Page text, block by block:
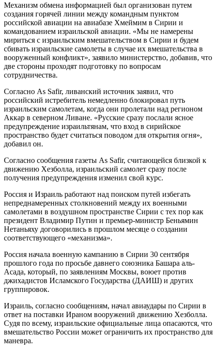
Механизм обмена информацией был организован путем
создания горячей линии между командным пунктом
российской авиации на авиабазе Хмеймим в Сирии и
командованием израильской авиации. «Мы не намерены
мириться с израильским вмешательством в Сирии и будем
сбивать израильские самолеты в случае их вмешательства в
вооруженный конфликт», заявило министерство, добавив, что
две стороны проходят подготовку по вопросам
сотрудничества.
Согласно As Safir, ливанский источник заявил, что
российский истребитель немедленно блокировал путь
израильским самолетам, когда они пролетали над регионом
Аккар в северном Ливане. «Русские сразу послали ясное
предупреждение израильтянам, что вход в сирийское
пространство будет считаться поводом для открытия огня»,
добавил он.
Согласно сообщения газеты As Safir, считающейся близкой к
движению Хезболла, израильский самолет сразу после
получения предупреждения изменил свой курс.
Россия и Израиль работают над поиском путей избегать
непреднамеренных столкновений между их военными
самолетами в воздушном пространстве Сирии с тех пор как
президент Владимир Путин и премьер-министр Беньямин
Нетаньяху договорились в прошлом месяце о создании
соответствующего «механизма».
Россия начала военную кампанию в Сирии 30 сентября
прошлого года по просьбе давнего союзника Башара аль-
Асада, который, по заявлениям Москвы, воюет против
джихадистов Исламского Государства (ДАИШ) и других
группировок.
Израиль, согласно сообщениям, начал авиаудары по Сирии в
ответ на поставки Ираном вооружений движению Хезболла.
Судя по всему, израильские официальные лица опасаются, что
вмешательство России может ограничить их пространство для
маневра.